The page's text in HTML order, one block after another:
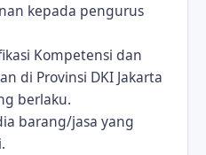
kepada pengurus
Kompetensi dan
di Provinsi DKI Jakarta
berlaku.
barang/jasa yang